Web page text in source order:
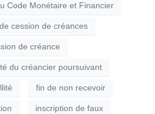
Code Monétaire et Financier
cession de créances
de créance
du créancier poursuivant
fin de non recevoir
inscription de faux